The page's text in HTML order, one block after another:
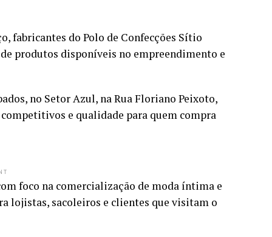
fabricantes do Polo de Confecções Sítio
produtos disponíveis no empreendimento e
no Setor Azul, na Rua Floriano Peixoto,
e qualidade para quem compra
foco na comercialização de moda íntima e
lojistas, sacoleiros e clientes que visitam o